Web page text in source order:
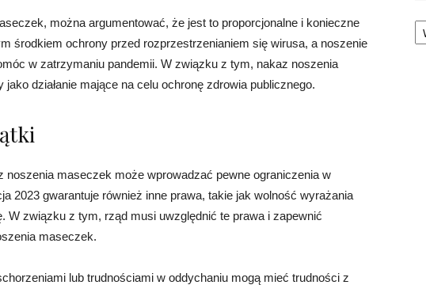
można argumentować, że jest to proporcjonalne i konieczne
środkiem ochrony przed rozprzestrzenianiem się wirusa, a noszenie
w zatrzymaniu pandemii. W związku z tym, nakaz noszenia
działanie mające na celu ochronę zdrowia publicznego.
noszenia maseczek może wprowadzać pewne ograniczenia w
2023 gwarantuje również inne prawa, takie jak wolność wyrażania
W związku z tym, rząd musi uwzględnić te prawa i zapewnić
maseczek.
lub trudnościami w oddychaniu mogą mieć trudności z